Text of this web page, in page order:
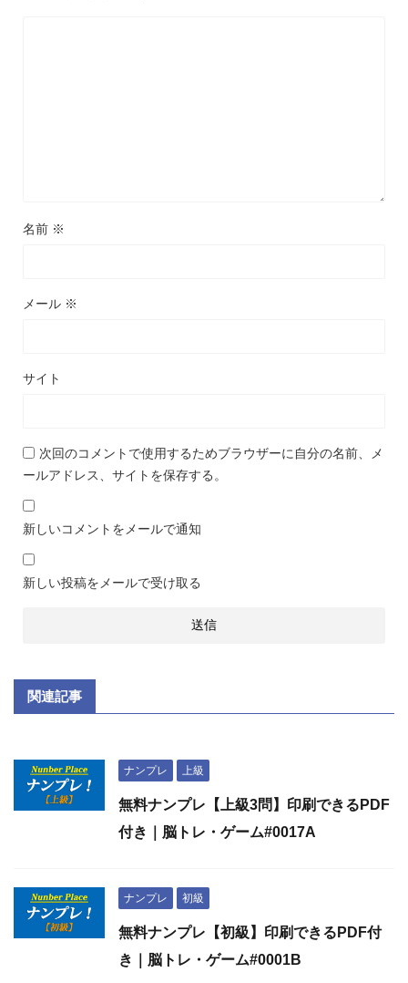
名前 ※
メール ※
サイト
次回のコメントで使用するためブラウザーに自分の名前、メ
ールアドレス、サイトを保存する。
新しいコメントをメールで通知
新しい投稿をメールで受け取る
関連記事
ナンプレ 上級
無料ナンプレ【上級3問】印刷できるPDF
付き｜脳トレ・ゲーム#0017A
ナンプレ 初級
無料ナンプレ【初級】印刷できるPDF付
き｜脳トレ・ゲーム#0001B